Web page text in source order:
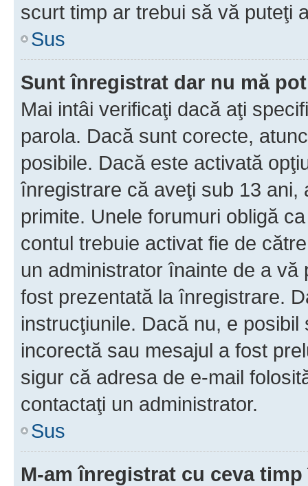
scurt timp ar trebui să vă puteţi
Sus
Sunt înregistrat dar nu mă
Mai intâi verificaţi dacă aţi
parola. Dacă sunt corecte,
posibile. Dacă este activată
înregistrare că aveţi sub 13
primite. Unele forumuri obligă
contul trebuie activat fie de
un administrator înainte de a
fost prezentată la înregistrare.
instrucţiunile. Dacă nu, e
incorectă sau mesajul a fost
sigur că adresa de e-mail
contactaţi un administrator.
Sus
M-am înregistrat cu ceva